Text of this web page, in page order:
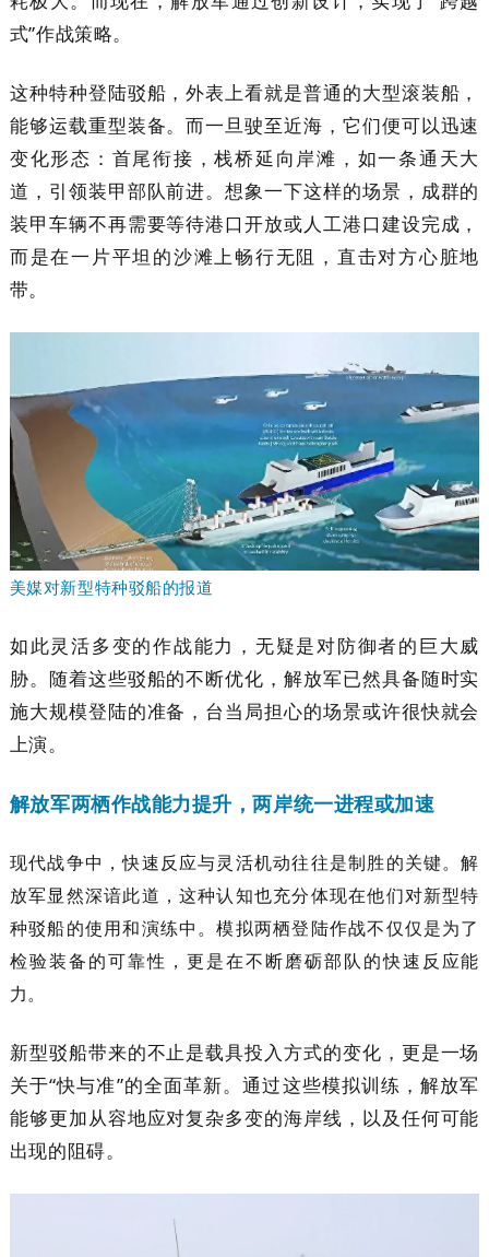
式”作战策略。
这种特种登陆驳船，外表上看就是普通的大型滚装船，
能够运载重型装备。而一旦驶至近海，它们便可以迅速
变化形态：首尾衔接，栈桥延向岸滩，如一条通天大
道，引领装甲部队前进。想象一下这样的场景，成群的
装甲车辆不再需要等待港口开放或人工港口建设完成，
而是在一片平坦的沙滩上畅行无阻，直击对方心脏地
带。
美媒对新型特种驳船的报道
如此灵活多变的作战能力，无疑是对防御者的巨大威
胁。随着这些驳船的不断优化，解放军已然具备随时实
施大规模登陆的准备，台当局担心的场景或许很快就会
上演。
解放军两栖作战能力提升，两岸统一进程或加速
现代战争中，快速反应与灵活机动往往是制胜的关键。解
放军显然深谙此道，这种认知也充分体现在他们对新型特
种驳船的使用和演练中。模拟两栖登陆作战不仅仅是为了
检验装备的可靠性，更是在不断磨砺部队的快速反应能
力。
新型驳船带来的不止是载具投入方式的变化，更是一场
关于“快与准”的全面革新。通过这些模拟训练，解放军
能够更加从容地应对复杂多变的海岸线，以及任何可能
出现的阻碍。